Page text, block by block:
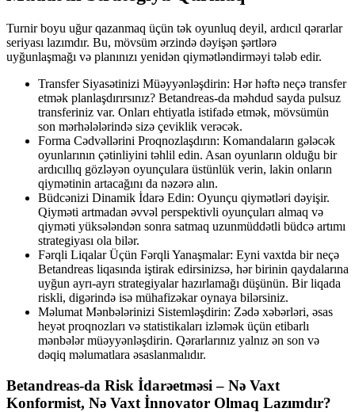
Turnir boyu uğur qazanmaq üçün tək oyunluq deyil, ardıcıl qərarlar
seriyası lazımdır. Bu, mövsüm ərzində dəyişən şərtlərə
uyğunlaşmağı və planınızı yenidən qiymətləndirməyi tələb edir.
Transfer Siyasətinizi Müəyyənləşdirin: Hər həftə neçə transfer
etmək planlaşdırırsınız? Betandreas-da məhdud sayda pulsuz
transferiniz var. Onları ehtiyatla istifadə etmək, mövsümün
son mərhələlərində sizə çeviklik verəcək.
Forma Cədvəllərini Proqnozlaşdırın: Komandaların gələcək
oyunlarının çətinliyini təhlil edin. Asan oyunların olduğu bir
ardıcıllıq gözləyən oyunçulara üstünlük verin, lakin onların
qiymətinin artacağını da nəzərə alın.
Büdcənizi Dinamik İdarə Edin: Oyunçu qiymətləri dəyişir.
Qiyməti artmadan əvvəl perspektivli oyunçuları almaq və
qiyməti yüksələndən sonra satmaq uzunmüddətli büdcə artımı
strategiyası ola bilər.
Fərqli Liqalar Üçün Fərqli Yanaşmalar: Eyni vaxtda bir neçə
Betandreas liqasında iştirak edirsinizsə, hər birinin qaydalarına
uyğun ayrı-ayrı strategiyalar hazırlamağı düşünün. Bir liqada
riskli, digərində isə mühafizəkar oynaya bilərsiniz.
Məlumat Mənbələrinizi Sistemləşdirin: Zədə xəbərləri, əsas
heyət proqnozları və statistikaları izləmək üçün etibarlı
mənbələr müəyyənləşdirin. Qərarlarınız yalnız ən son və
dəqiq məlumatlara əsaslanmalıdır.
Betandreas-da Risk İdarəetməsi – Nə Vaxt
Konformist, Nə Vaxt İnnovator Olmaq Lazımdır?